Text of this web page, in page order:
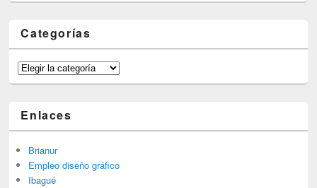
Categorías
Categorías
Enlaces
Brianur
Empleo diseño gráfico
Ibagué